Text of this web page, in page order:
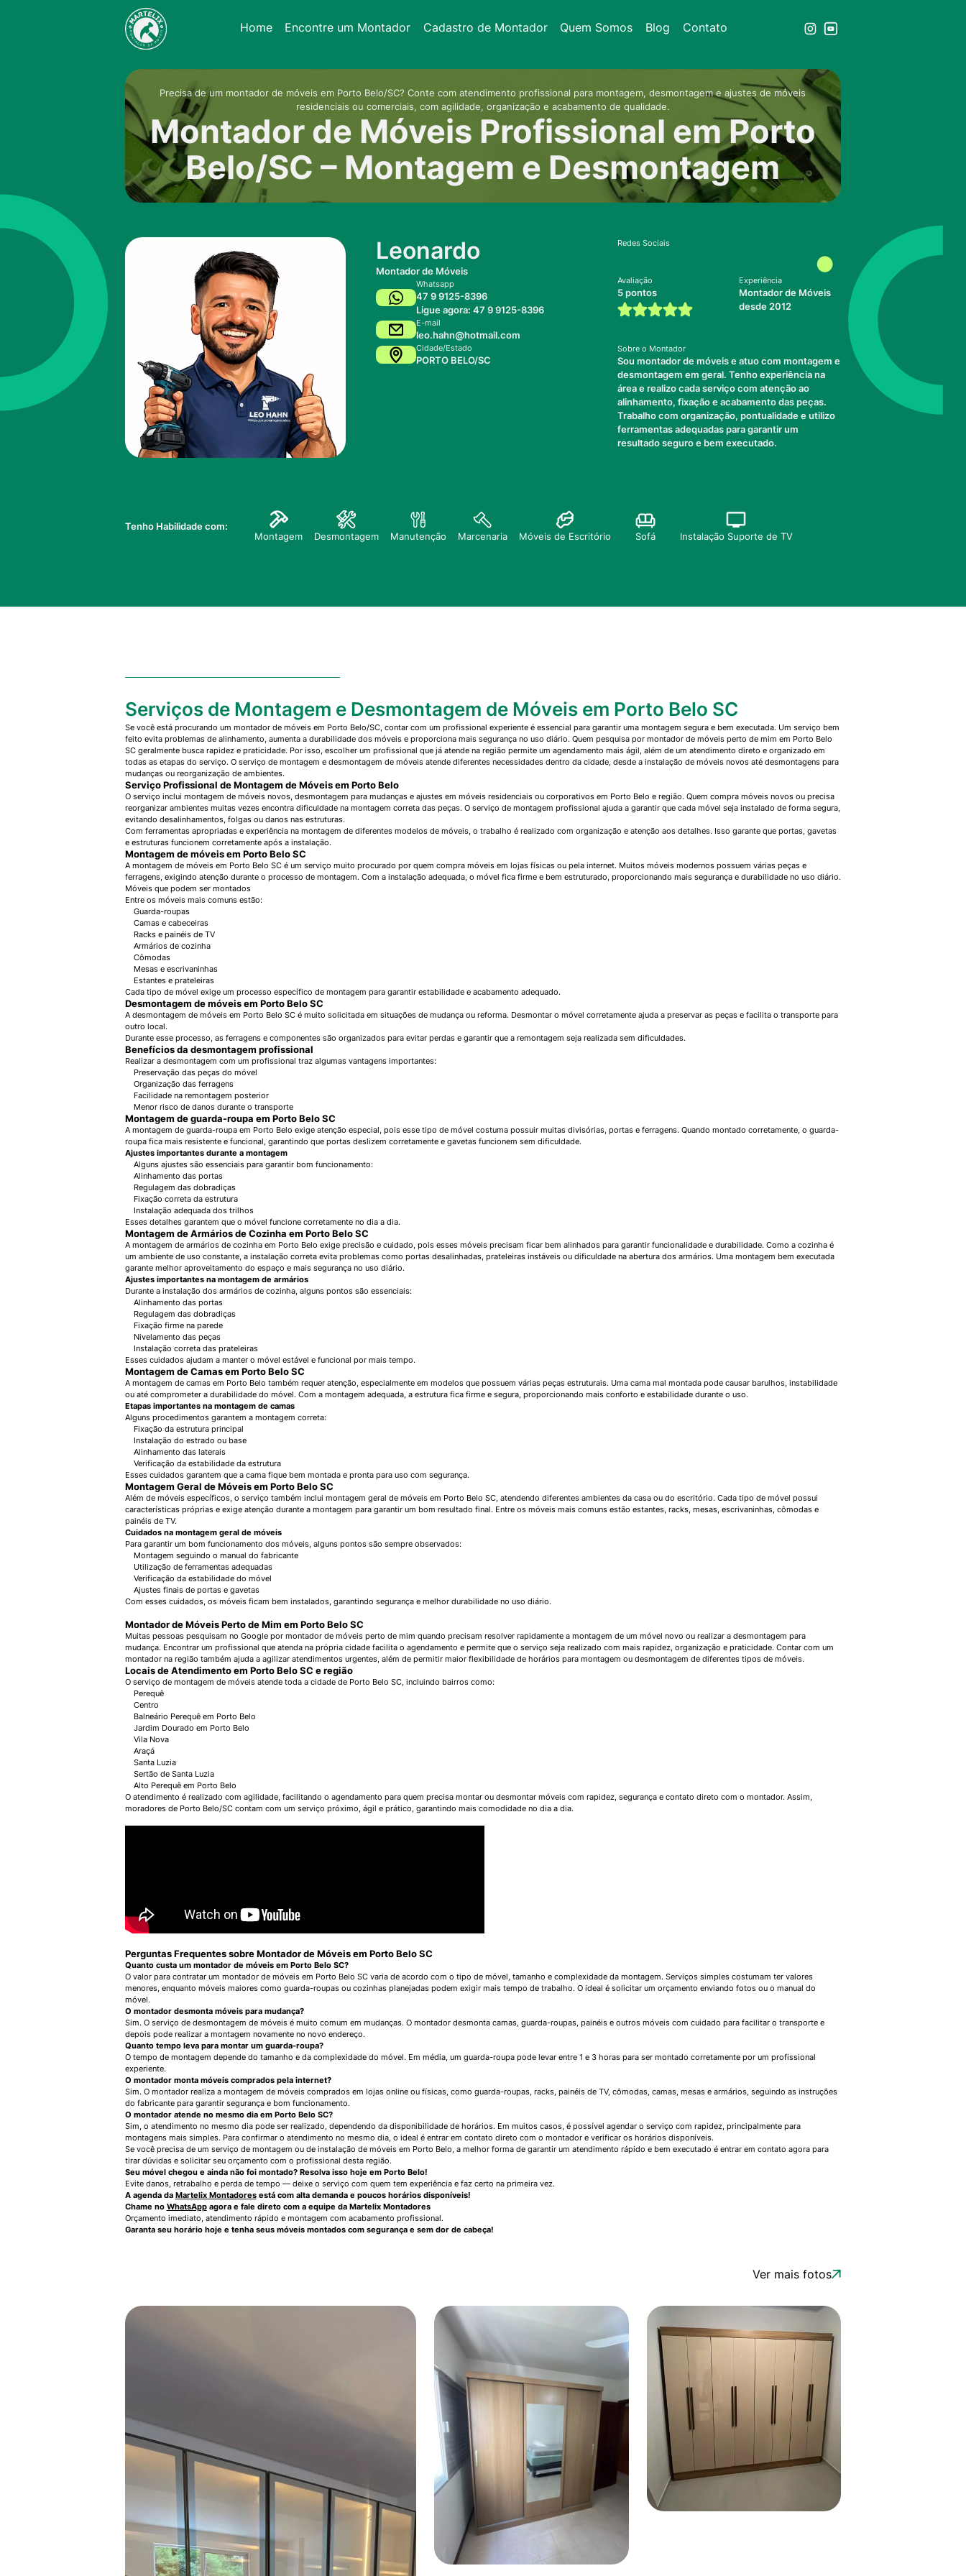
Home Encontre um Montador Cadastro de Montador Quem Somos Blog Contato
Precisa de um montador de móveis em Porto Belo/SC? Conte com atendimento profissional para montagem, desmontagem e ajustes de móveis
residenciais ou comerciais, com agilidade, organização e acabamento de qualidade.
Montador de Móveis Profissional em Porto
Belo/SC – Montagem e Desmontagem
Leonardo
Montador de Móveis
Whatsapp
47 9 9125-8396
Ligue agora: 47 9 9125-8396
E-mail
leo.hahn@hotmail.com
Cidade/Estado
PORTO BELO/SC
Redes Sociais
Avaliação
5 pontos
Experiência
Montador de Móveis
desde 2012
Sobre o Montador
Sou montador de móveis e atuo com montagem e
desmontagem em geral. Tenho experiência na
área e realizo cada serviço com atenção ao
alinhamento, fixação e acabamento das peças.
Trabalho com organização, pontualidade e utilizo
ferramentas adequadas para garantir um
resultado seguro e bem executado.
Tenho Habilidade com:
Montagem
Desmontagem Manutenção Marcenaria Móveis de Escritório Sofá Instalação Suporte de TV
Serviços de Montagem e Desmontagem de Móveis em Porto Belo SC
Se você está procurando um montador de móveis em Porto Belo/SC, contar com um profissional experiente é essencial para garantir uma montagem segura e bem executada. Um serviço bem
feito evita problemas de alinhamento, aumenta a durabilidade dos móveis e proporciona mais segurança no uso diário. Quem pesquisa por montador de móveis perto de mim em Porto Belo
SC geralmente busca rapidez e praticidade. Por isso, escolher um profissional que já atende na região permite um agendamento mais ágil, além de um atendimento direto e organizado em
todas as etapas do serviço. O serviço de montagem e desmontagem de móveis atende diferentes necessidades dentro da cidade, desde a instalação de móveis novos até desmontagens para
mudanças ou reorganização de ambientes.
Serviço Profissional de Montagem de Móveis em Porto Belo
O serviço inclui montagem de móveis novos, desmontagem para mudanças e ajustes em móveis residenciais ou corporativos em Porto Belo e região. Quem compra móveis novos ou precisa
reorganizar ambientes muitas vezes encontra dificuldade na montagem correta das peças. O serviço de montagem profissional ajuda a garantir que cada móvel seja instalado de forma segura,
evitando desalinhamentos, folgas ou danos nas estruturas.
Com ferramentas apropriadas e experiência na montagem de diferentes modelos de móveis, o trabalho é realizado com organização e atenção aos detalhes. Isso garante que portas, gavetas
e estruturas funcionem corretamente após a instalação.
Montagem de móveis em Porto Belo SC
A montagem de móveis em Porto Belo SC é um serviço muito procurado por quem compra móveis em lojas físicas ou pela internet. Muitos móveis modernos possuem várias peças e
ferragens, exigindo atenção durante o processo de montagem. Com a instalação adequada, o móvel fica firme e bem estruturado, proporcionando mais segurança e durabilidade no uso diário.
Móveis que podem ser montados
Entre os móveis mais comuns estão:
Guarda-roupas
Camas e cabeceiras
Racks e painéis de TV
Armários de cozinha
Cômodas
Mesas e escrivaninhas
Estantes e prateleiras
Cada tipo de móvel exige um processo específico de montagem para garantir estabilidade e acabamento adequado.
Desmontagem de móveis em Porto Belo SC
A desmontagem de móveis em Porto Belo SC é muito solicitada em situações de mudança ou reforma. Desmontar o móvel corretamente ajuda a preservar as peças e facilita o transporte para
outro local.
Durante esse processo, as ferragens e componentes são organizados para evitar perdas e garantir que a remontagem seja realizada sem dificuldades.
Benefícios da desmontagem profissional
Realizar a desmontagem com um profissional traz algumas vantagens importantes:
Preservação das peças do móvel
Organização das ferragens
Facilidade na remontagem posterior
Menor risco de danos durante o transporte
Montagem de guarda-roupa em Porto Belo SC
A montagem de guarda-roupa em Porto Belo exige atenção especial, pois esse tipo de móvel costuma possuir muitas divisórias, portas e ferragens. Quando montado corretamente, o guarda-
roupa fica mais resistente e funcional, garantindo que portas deslizem corretamente e gavetas funcionem sem dificuldade.
Ajustes importantes durante a montagem
Alguns ajustes são essenciais para garantir bom funcionamento:
Alinhamento das portas
Regulagem das dobradiças
Fixação correta da estrutura
Instalação adequada dos trilhos
Esses detalhes garantem que o móvel funcione corretamente no dia a dia.
Montagem de Armários de Cozinha em Porto Belo SC
A montagem de armários de cozinha em Porto Belo exige precisão e cuidado, pois esses móveis precisam ficar bem alinhados para garantir funcionalidade e durabilidade. Como a cozinha é
um ambiente de uso constante, a instalação correta evita problemas como portas desalinhadas, prateleiras instáveis ou dificuldade na abertura dos armários. Uma montagem bem executada
garante melhor aproveitamento do espaço e mais segurança no uso diário.
Ajustes importantes na montagem de armários
Durante a instalação dos armários de cozinha, alguns pontos são essenciais:
Alinhamento das portas
Regulagem das dobradiças
Fixação firme na parede
Nivelamento das peças
Instalação correta das prateleiras
Esses cuidados ajudam a manter o móvel estável e funcional por mais tempo.
Montagem de Camas em Porto Belo SC
A montagem de camas em Porto Belo também requer atenção, especialmente em modelos que possuem várias peças estruturais. Uma cama mal montada pode causar barulhos, instabilidade
ou até comprometer a durabilidade do móvel. Com a montagem adequada, a estrutura fica firme e segura, proporcionando mais conforto e estabilidade durante o uso.
Etapas importantes na montagem de camas
Alguns procedimentos garantem a montagem correta:
Fixação da estrutura principal
Instalação do estrado ou base
Alinhamento das laterais
Verificação da estabilidade da estrutura
Esses cuidados garantem que a cama fique bem montada e pronta para uso com segurança.
Montagem Geral de Móveis em Porto Belo SC
Além de móveis específicos, o serviço também inclui montagem geral de móveis em Porto Belo SC, atendendo diferentes ambientes da casa ou do escritório. Cada tipo de móvel possui
características próprias e exige atenção durante a montagem para garantir um bom resultado final. Entre os móveis mais comuns estão estantes, racks, mesas, escrivaninhas, cômodas e
painéis de TV.
Cuidados na montagem geral de móveis
Para garantir um bom funcionamento dos móveis, alguns pontos são sempre observados:
Montagem seguindo o manual do fabricante
Utilização de ferramentas adequadas
Verificação da estabilidade do móvel
Ajustes finais de portas e gavetas
Com esses cuidados, os móveis ficam bem instalados, garantindo segurança e melhor durabilidade no uso diário.
Montador de Móveis Perto de Mim em Porto Belo SC
Muitas pessoas pesquisam no Google por montador de móveis perto de mim quando precisam resolver rapidamente a montagem de um móvel novo ou realizar a desmontagem para
mudança. Encontrar um profissional que atenda na própria cidade facilita o agendamento e permite que o serviço seja realizado com mais rapidez, organização e praticidade. Contar com um
montador na região também ajuda a agilizar atendimentos urgentes, além de permitir maior flexibilidade de horários para montagem ou desmontagem de diferentes tipos de móveis.
Locais de Atendimento em Porto Belo SC e região
O serviço de montagem de móveis atende toda a cidade de Porto Belo SC, incluindo bairros como:
Perequê
Centro
Balneário Perequê em Porto Belo
Jardim Dourado em Porto Belo
Vila Nova
Araçá
Santa Luzia
Sertão de Santa Luzia
Alto Perequê em Porto Belo
O atendimento é realizado com agilidade, facilitando o agendamento para quem precisa montar ou desmontar móveis com rapidez, segurança e contato direto com o montador. Assim,
moradores de Porto Belo/SC contam com um serviço próximo, ágil e prático, garantindo mais comodidade no dia a dia.
Perguntas Frequentes sobre Montador de Móveis em Porto Belo SC
Quanto custa um montador de móveis em Porto Belo SC?
O valor para contratar um montador de móveis em Porto Belo SC varia de acordo com o tipo de móvel, tamanho e complexidade da montagem. Serviços simples costumam ter valores
menores, enquanto móveis maiores como guarda-roupas ou cozinhas planejadas podem exigir mais tempo de trabalho. O ideal é solicitar um orçamento enviando fotos ou o manual do
móvel.
O montador desmonta móveis para mudança?
Sim. O serviço de desmontagem de móveis é muito comum em mudanças. O montador desmonta camas, guarda-roupas, painéis e outros móveis com cuidado para facilitar o transporte e
depois pode realizar a montagem novamente no novo endereço.
Quanto tempo leva para montar um guarda-roupa?
O tempo de montagem depende do tamanho e da complexidade do móvel. Em média, um guarda-roupa pode levar entre 1 e 3 horas para ser montado corretamente por um profissional
experiente.
O montador monta móveis comprados pela internet?
Sim. O montador realiza a montagem de móveis comprados em lojas online ou físicas, como guarda-roupas, racks, painéis de TV, cômodas, camas, mesas e armários, seguindo as instruções
do fabricante para garantir segurança e bom funcionamento.
O montador atende no mesmo dia em Porto Belo SC?
Sim, o atendimento no mesmo dia pode ser realizado, dependendo da disponibilidade de horários. Em muitos casos, é possível agendar o serviço com rapidez, principalmente para
montagens mais simples. Para confirmar o atendimento no mesmo dia, o ideal é entrar em contato direto com o montador e verificar os horários disponíveis.
Se você precisa de um serviço de montagem ou de instalação de móveis em Porto Belo, a melhor forma de garantir um atendimento rápido e bem executado é entrar em contato agora para
tirar dúvidas e solicitar seu orçamento com o profissional desta região.
Seu móvel chegou e ainda não foi montado? Resolva isso hoje em Porto Belo!
Evite danos, retrabalho e perda de tempo — deixe o serviço com quem tem experiência e faz certo na primeira vez.
A agenda da Martelix Montadoresestá com alta demanda e poucos horários disponíveis!
Chame no WhatsAppagora e fale direto com a equipe da Martelix Montadores
Orçamento imediato, atendimento rápido e montagem com acabamento profissional.
Garanta seu horário hoje e tenha seus móveis montados com segurança e sem dor de cabeça!
Ver mais fotos